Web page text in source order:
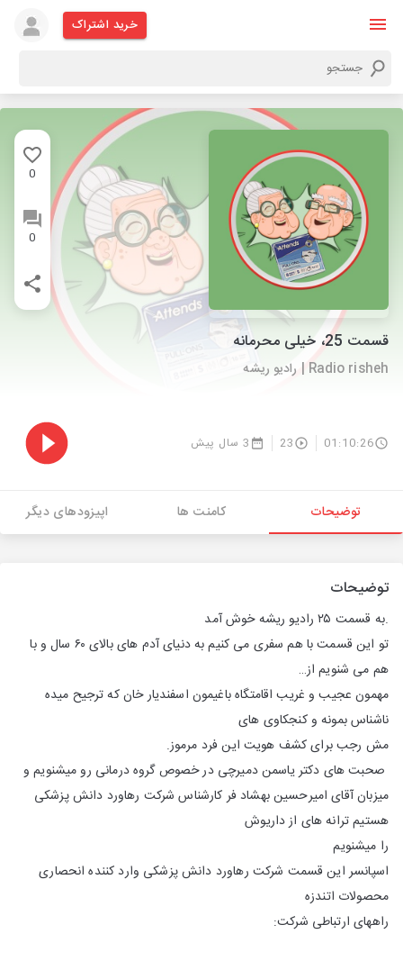
خرید اشتراک
0
0
قسمت 25، خیلی محرمانه
Radio risheh | رادیو ریشه
01:10:26
23 3 سال پیش
توضیحات کامنت ها اپیزودهای دیگر
توضیحات
.به قسمت ۲۵ رادیو ریشه خوش آمد
تو این قسمت با هم سفری می کنیم به دنیای آدم های بالای ۶۰ سال و با
هم می شنویم از…
مهمون عجیب و غریب اقامتگاه باغیمون اسفندیار خان که ترجیح میده
ناشناس بمونه و کنجکاوی های
مش رجب برای کشف هویت این فرد مرموز.
صحبت های دکتر یاسمن دمیرچی در خصوص گروه درمانی رو میشنویم و
میزبان آقای امیرحسین بهشاد فر کارشناس شرکت رهاورد دانش پزشکی
هستیم ترانه های از داریوش
را میشنویم
اسپانسر این قسمت شرکت رهاورد دانش پزشکی وارد کننده انحصاری
محصولات اتندزه
راههای ارتباطی شرکت: